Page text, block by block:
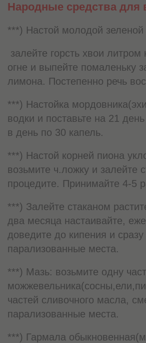
Народные средства для
***) Настой молодой
залейте горсть хвои
огне и выпейте помаленьку
лимона. Постепенно речь
***) Настойка
водки и поставьте на 21
в день по 30 капель.
***) Настой корней пиона
возьмите ч.ложку и залейте
процедите. Принимайте 4-5
***) Залейте стаканом
два месяца настаивайте,
доведите до кипения и
парализованные места.
***) Мазь: возьмите одну
частей сливочного масла,
парализованные места.
***) Гармала